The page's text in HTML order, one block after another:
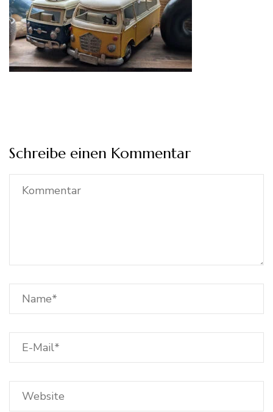
Schreibe einen Kommentar